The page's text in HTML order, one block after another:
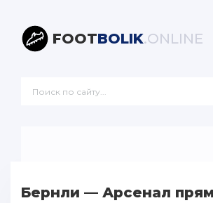
FOOTBOLIK.ONLINE
Бернли — Арсенал